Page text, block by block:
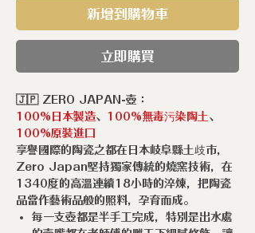
新增到購物車
立即購買
🇯🇵 ZERO JAPAN-壺：
100%日本製造、 100%無毒污染陶土、
100%原裝進口
享譽國際的陶瓷之都在日本岐阜縣土歧市，
Zero Japan堅持獨家傳統的燒窯技術，在
1340度的高溫連續18小時的淬煉，把陶瓷
品當作藝術品般的照料，孕育而成。
每一支壺都是半手工完成，特別是出水處